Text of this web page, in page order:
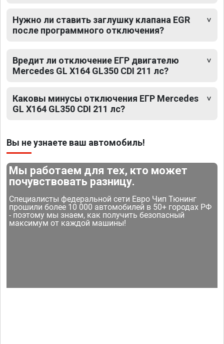
Нужно ли ставить заглушку клапана EGR
после программного отключения?
Вредит ли отключение ЕГР двигателю
Mercedes GL X164 GL350 CDI 211 лс?
Каковы минусы отключения ЕГР Mercedes
GL X164 GL350 CDI 211 лс?
Вы не узнаете ваш автомобиль!
Мы работаем для тех, кто может
почувствовать разницу.
Специалисты федеральной сети Евро Чип Тюнинг
прошили более 10 000 автомобилей в 50+ городах РФ
- поэтому мы знаем, как получить безопасный
максимум от каждой машины!